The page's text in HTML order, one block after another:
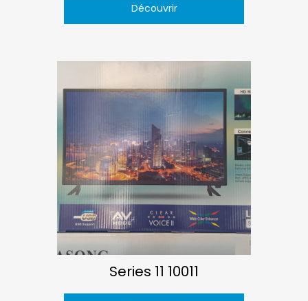
Découvrir
Series 11 10011